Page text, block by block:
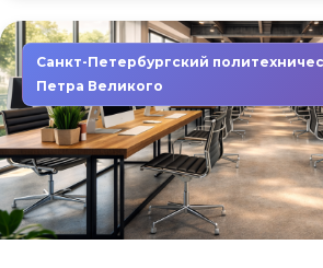
Санкт-Петербургский
Петра Великого